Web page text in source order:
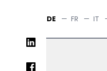
content
DE — FR — IT
Social
links